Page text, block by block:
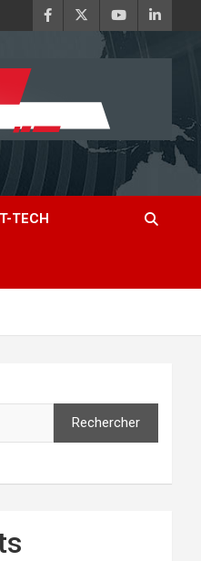
TECH
Rechercher